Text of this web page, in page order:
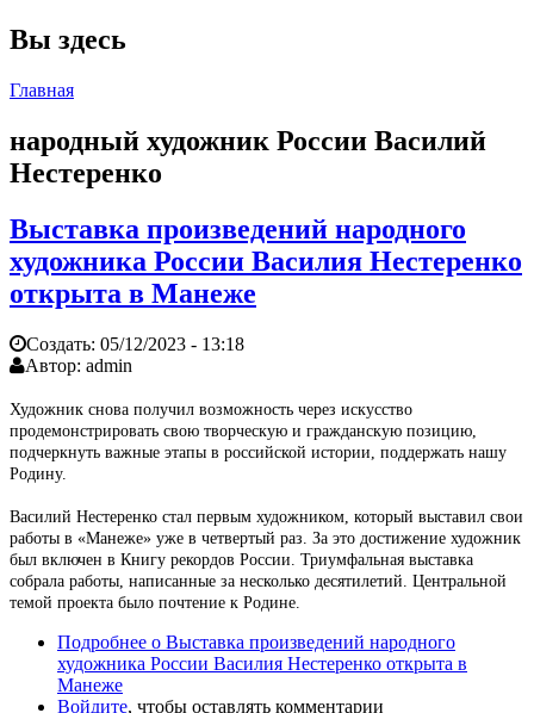
Вы здесь
Главная
народный художник России Василий
Нестеренко
Выставка произведений народного
художника России Василия Нестеренко
открыта в Манеже
Создать: 05/12/2023 - 13:18
Автор: admin
Художник снова получил возможность через искусство
продемонстрировать свою творческую и гражданскую позицию,
подчеркнуть важные этапы в российской истории, поддержать нашу
Родину.
Василий Нестеренко стал первым художником, который выставил свои
работы в «Манеже» уже в четвертый раз. За это достижение художник
был включен в Книгу рекордов России. Триумфальная выставка
собрала работы, написанные за несколько десятилетий. Центральной
темой проекта было почтение к Родине.
Подробнее о Выставка произведений народного
художника России Василия Нестеренко открыта в
Манеже
Войдите, чтобы оставлять комментарии